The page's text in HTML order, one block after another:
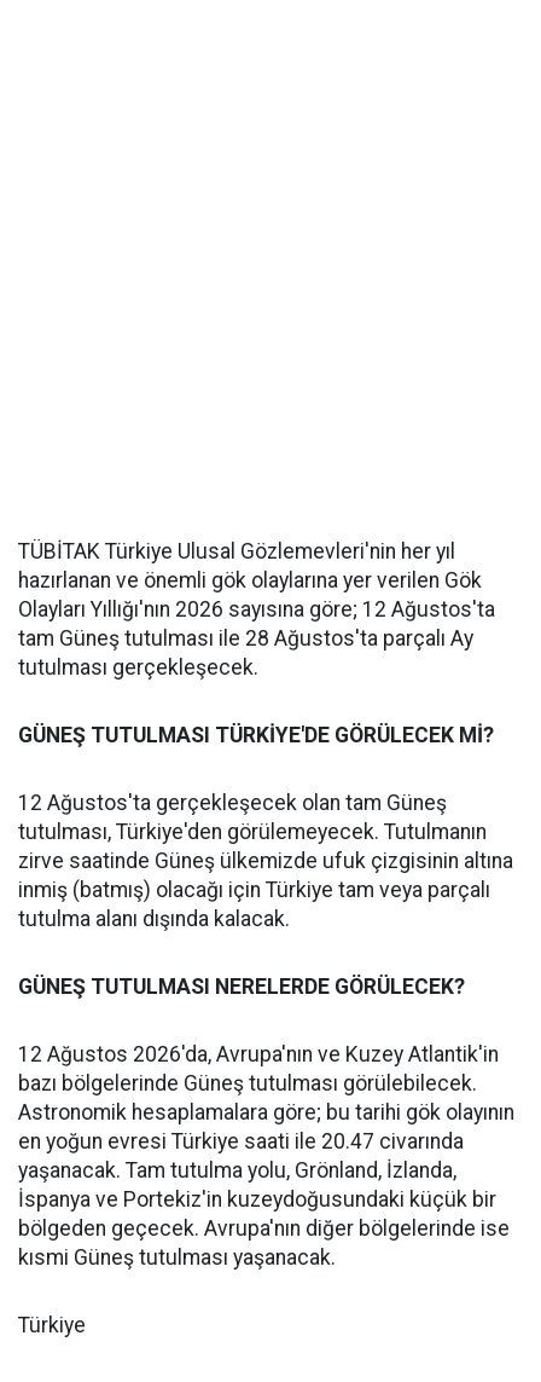
TÜBİTAK Türkiye Ulusal Gözlemevleri'nin her yıl
hazırlanan ve önemli gök olaylarına yer verilen Gök
Olayları Yıllığı'nın 2026 sayısına göre; 12 Ağustos'ta
tam Güneş tutulması ile 28 Ağustos'ta parçalı Ay
tutulması gerçekleşecek.
GÜNEŞ TUTULMASI TÜRKİYE'DE GÖRÜLECEK Mİ?
12 Ağustos'ta gerçekleşecek olan tam Güneş
tutulması, Türkiye'den görülemeyecek. Tutulmanın
zirve saatinde Güneş ülkemizde ufuk çizgisinin altına
inmiş (batmış) olacağı için Türkiye tam veya parçalı
tutulma alanı dışında kalacak.
GÜNEŞ TUTULMASI NERELERDE GÖRÜLECEK?
12 Ağustos 2026'da, Avrupa'nın ve Kuzey Atlantik'in
bazı bölgelerinde Güneş tutulması görülebilecek.
Astronomik hesaplamalara göre; bu tarihi gök olayının
en yoğun evresi Türkiye saati ile 20.47 civarında
yaşanacak. Tam tutulma yolu, Grönland, İzlanda,
İspanya ve Portekiz'in kuzeydoğusundaki küçük bir
bölgeden geçecek. Avrupa'nın diğer bölgelerinde ise
kısmi Güneş tutulması yaşanacak.
Türkiye